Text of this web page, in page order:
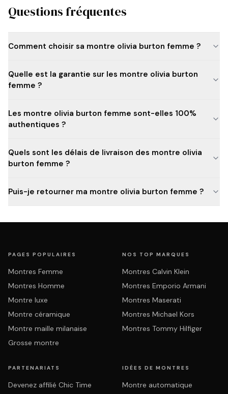
Questions fréquentes
Comment choisir sa montre olivia burton femme ?
Quelle est la garantie sur les montre olivia burton
femme ?
Les montre olivia burton femme sont-elles 100%
authentiques ?
Quels sont les délais de livraison des montre olivia
burton femme ?
Puis-je retourner ma montre olivia burton femme ?
PAGES POPULAIRES
Montres Femme
Montres Homme
Montre luxe
Montre céramique
Montre maille milanaise
Grosse montre
NOS TOP MARQUES
Montres Calvin Klein
Montres Emporio Armani
Montres Maserati
Montres Michael Kors
Montres Tommy Hilfiger
PARTENARIATS
Devenez affilié Chic Time
IDÉES DE MONTRES
Montre automatique